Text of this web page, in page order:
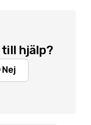
hjälp?
Nej